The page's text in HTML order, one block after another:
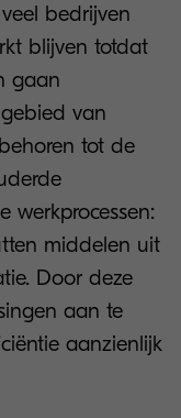
bedrijven
blijven totdat
gaan
van
tot de
werkprocessen:
middelen uit
Door deze
aan te
aanzienlijk